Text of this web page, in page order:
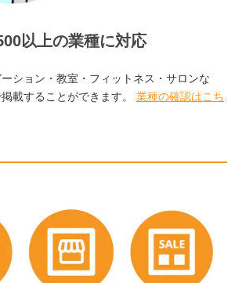
以上の業種に対応
ション・教室・フィットネス・サロンな
載することができます。 業種の確認はこち